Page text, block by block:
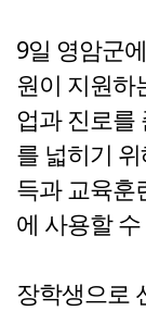
9일 영암군
원이 지원하
업과 진로를
를 넓히기
득과 교육훈
에 사용할
장학생으로